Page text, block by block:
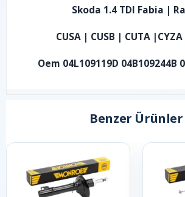
Skoda 1.4 TDI Fabia |
CUSA | CUSB | CUTA
Oem 04L109119D 04B109244B
Benzer Ürünler